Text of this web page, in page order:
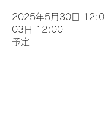
2025年5月30日
03日 12:00
予定